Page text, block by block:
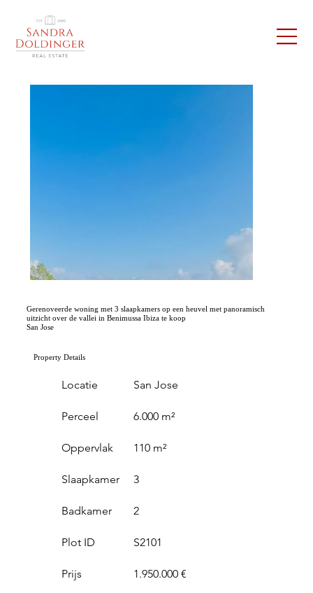
Gerenoveerde woning met 3 slaapkamers op een heuvel met panoramisch
uitzicht over de vallei in Benimussa Ibiza te koop
San Jose
Property Details
Locatie
Perceel
Oppervlak
San Jose
6.000 m²
110 m²
Slaapkamer
Badkamer
3
2
Plot ID
Prijs
S2101
1.950.000 €